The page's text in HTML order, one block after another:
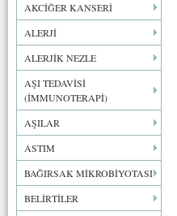
AKCİĞER KANSERİ
ALERJİ
ALERJİK NEZLE
AŞI TEDAVİSİ
(İMMUNOTERAPİ)
AŞILAR
ASTIM
BAĞIRSAK MİKROBİYOTASI
BELİRTİLER